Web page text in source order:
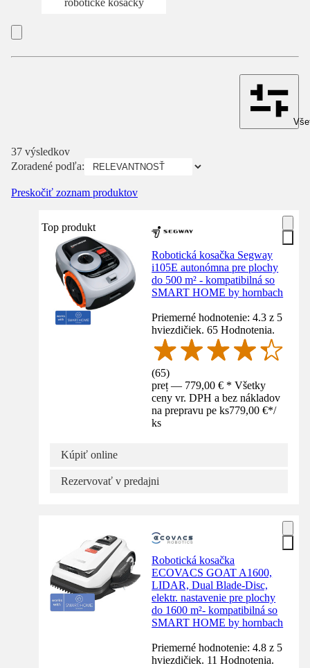
37 výsledkov
Zoradené podľa:
Preskočiť zoznam produktov
Top produkt
Robotická kosačka Segway
i105E autonómna pre plochy
do 500 m² - kompatibilná so
SMART HOME by hornbach
Priemerné hodnotenie: 4.3 z 5
hviezdičiek. 65 Hodnotenia.
(65)
preț — 779,00 € * Všetky
ceny vr. DPH a bez nákladov
na prepravu pe ks779,00 €*/
ks
Kúpiť online
Rezervovať v predajni
Robotická kosačka
ECOVACS GOAT A1600,
LIDAR, Dual Blade-Disc,
elektr. nastavenie pre plochy
do 1600 m²- kompatibilná so
SMART HOME by hornbach
Priemerné hodnotenie: 4.8 z 5
hviezdičiek. 11 Hodnotenia.